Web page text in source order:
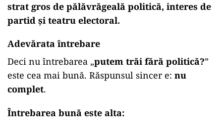
strat gros de pălăvrăgeală politică, interes de
partid și teatru electoral.
Adevărata întrebare
Deci nu întrebarea „putem trăi fără politică?”
este cea mai bună. Răspunsul sincer e: nu
complet.
Întrebarea bună este alta: